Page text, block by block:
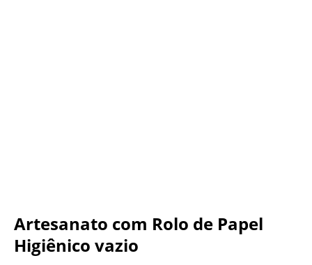
Artesanato com Rolo de Papel
Higiênico vazio